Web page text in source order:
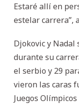
Estaré allí en
estelar carrera”,
Djokovic y Nadal
durante su
el serbio y 29
vieron las caras
Juegos